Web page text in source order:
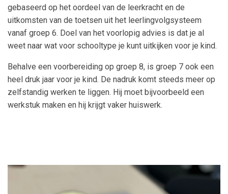
gebaseerd op het oordeel van de leerkracht en de
uitkomsten van de toetsen uit het leerlingvolgsysteem
vanaf groep 6. Doel van het voorlopig advies is dat je al
weet naar wat voor schooltype je kunt uitkijken voor je kind.
Behalve een voorbereiding op groep 8, is groep 7 ook een
heel druk jaar voor je kind. De nadruk komt steeds meer op
zelfstandig werken te liggen. Hij moet bijvoorbeeld een
werkstuk maken en hij krijgt vaker huiswerk.